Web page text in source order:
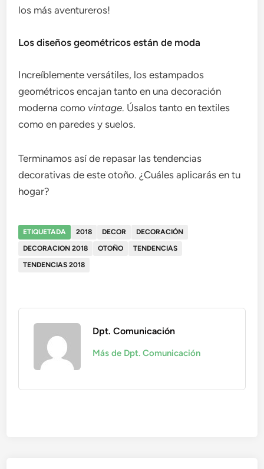
los más aventureros!
Los diseños geométricos están de moda
Increíblemente versátiles, los estampados
geométricos encajan tanto en una decoración
moderna como vintage. Úsalos tanto en textiles
como en paredes y suelos.
Terminamos así de repasar las tendencias
decorativas de este otoño. ¿Cuáles aplicarás en tu
hogar?
ETIQUETADA 2018 DECOR
DECORACIÓN
DECORACION 2018
OTOÑO
TENDENCIAS
TENDENCIAS 2018
Dpt. Comunicación
Más de Dpt. Comunicación